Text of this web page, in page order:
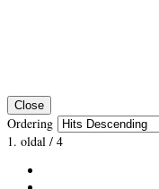
Close
Ordering
1. oldal / 4